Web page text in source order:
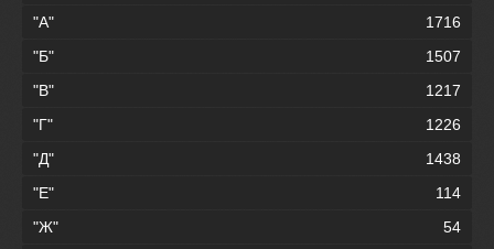
"А"
1716
"Б"
1507
"В"
1217
"Г"
1226
"Д"
1438
"Е"
114
"Ж"
54